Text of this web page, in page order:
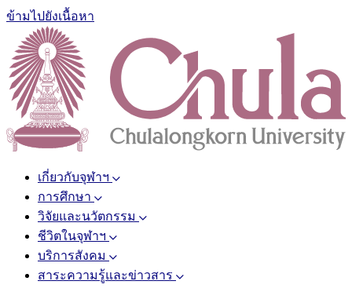
ข้ามไปยังเนื้อหา
เกี่ยวกับจุฬาฯ
การศึกษา
วิจัยและนวัตกรรม
ชีวิตในจุฬาฯ
บริการสังคม
สาระความรู้และข่าวสาร